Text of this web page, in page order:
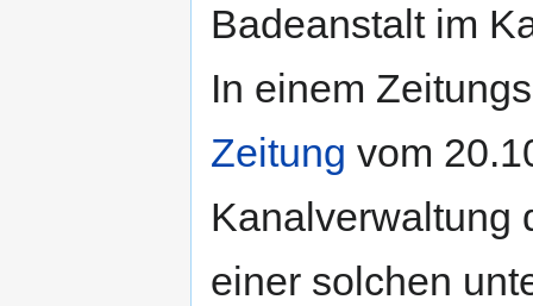
Badeanstalt im
In einem
Zeitung vom
Kanalverwaltung
einer solchen